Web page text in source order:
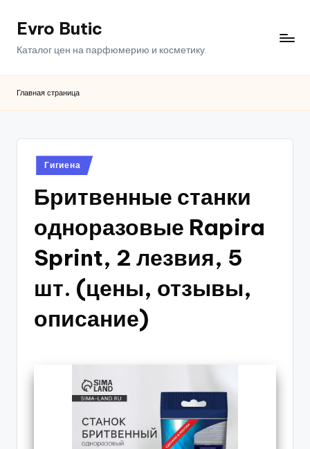
ПерейтиEvro Butic
Каталог цен на парфюмерию и косметику.
Главная страница
Опубликовано
в
Гигиена
Бритвенные станки
одноразовые Rapira
Sprint, 2 лезвия, 5
шт. (цены, отзывы,
описание)